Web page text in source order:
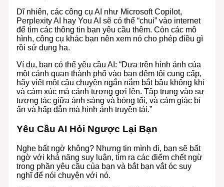
Dĩ nhiên, các công cụ AI như Microsoft Copilot,
Perplexity AI hay You AI sẽ có thể “chui” vào internet
để tìm các thông tin bạn yêu cầu thêm. Còn các mô
hình, công cụ khác bạn nên xem nó cho phép điều gì
rồi sử dụng ha.
Ví dụ, bạn có thể yêu cầu AI: “Dựa trên hình ảnh của
một cảnh quan thành phố vào ban đêm tôi cung cấp,
hãy viết một câu chuyện ngắn nắm bắt bầu không khí
và cảm xúc mà cảnh tượng gợi lên. Tập trung vào sự
tương tác giữa ánh sáng và bóng tối, và cảm giác bí
ẩn và hấp dẫn mà hình ảnh truyền tải.”
Yêu Cầu AI Hỏi Ngược Lại Bạn
Nghe bất ngờ không? Nhưng tin mình đi, bạn sẽ bất
ngờ với khả năng suy luận, tìm ra các điểm chết ngừ
trong phần yêu cầu của bạn và bắt bạn vắt óc suy
nghĩ để nói chuyện với nó.